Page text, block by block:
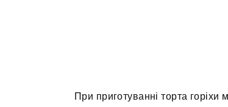
При приготуванні торта